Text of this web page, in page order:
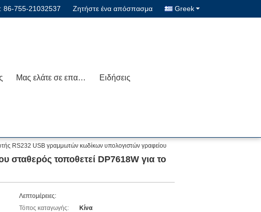
86-755-21032537 Ζητήστε ένα απόσπασμα Greek
Μας ελάτε σε επαφή με Ειδήσεις
RS232 USB γραμμωτών κωδίκων υπολογιστών γραφείου
τοποθετεί DP7618W για το
Λεπτομέρειες:
Τόπος καταγωγής:
Κίνα